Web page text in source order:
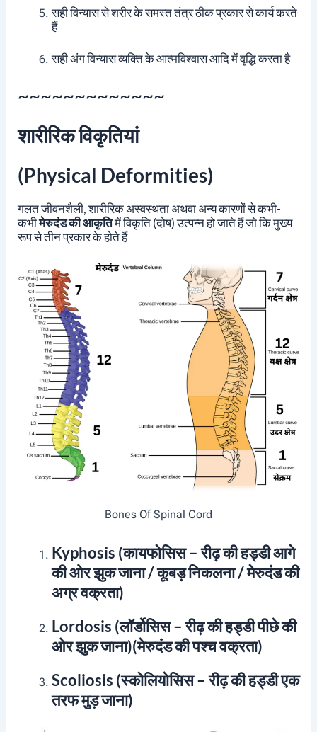
सही विन्यास से शरीर के समस्त तंत्र ठीक प्रकार से कार्य करते
हैं
सही अंग विन्यास व्यक्ति के आत्मविश्वास आदि में वृद्धि करता है
~~~~~~~~~~~~~
शारीरिक विकृतियां
(Physical Deformities)
गलत जीवनशैली, शारीरिक अस्वस्थता अथवा अन्य कारणों से कभी-
कभीमेरुदंड की आकृतिमें विकृति (दोष) उत्पन्न हो जाते हैं जो कि मुख्य
रूप से तीन प्रकार के होते हैं
Bones Of Spinal Cord
Kyphosis (कायफोसिस – रीढ़ की हड्डीआगे
की ओर झुक जाना / कूबड़ निकलना /मेरुदंड की
अग्र वक्रता)
Lordosis (लॉर्डोसिस – रीढ़ की हड्डी पीछे की
ओर झुक जाना)(मेरुदंड की पश्च वक्रता)
Scoliosis (स्कोलियोसिस – रीढ़ की हड्डी एक
तरफ मुड़ जाना)